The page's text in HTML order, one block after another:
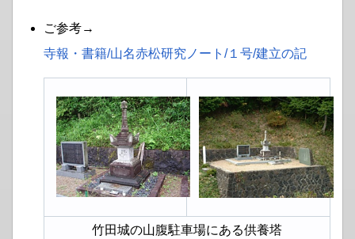
ご参考→
寺報・書籍​/山名赤松研究ノート​/１号​/建立の記
竹田城の山腹駐車場にある供養塔